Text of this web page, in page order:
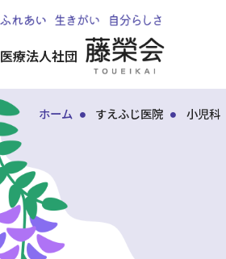
医療法人社団
ホーム すえふじ医院 小児科